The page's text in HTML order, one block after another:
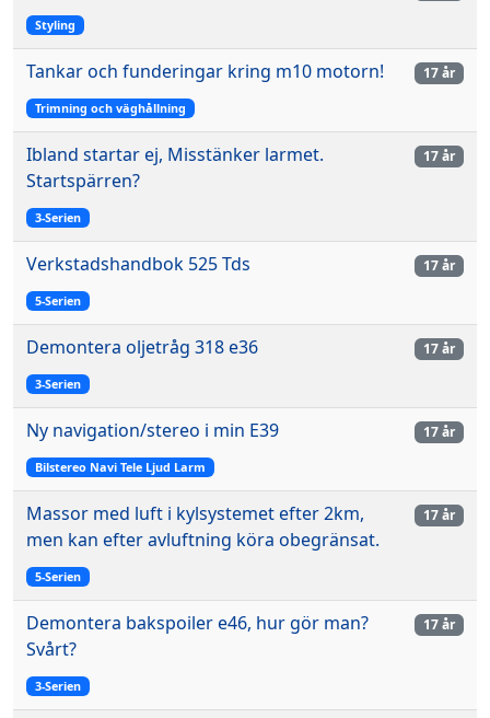
Styling
Tankar och funderingar kring m10 motorn!
Trimning och väghållning
17 år
Ibland startar ej, Misstänker larmet.
Startspärren?
3-Serien
17 år
Verkstadshandbok 525 Tds
5-Serien
17 år
Demontera oljetråg 318 e36
3-Serien
17 år
Ny navigation/stereo i min E39
Bilstereo Navi Tele Ljud Larm
17 år
Massor med luft i kylsystemet efter 2km,
men kan efter avluftning köra obegränsat.
5-Serien
17 år
Demontera bakspoiler e46, hur gör man?
Svårt?
3-Serien
17 år